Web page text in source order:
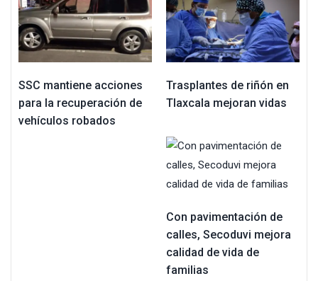
SSC mantiene acciones
para la recuperación de
vehículos robados
Trasplantes de riñón en
Tlaxcala mejoran vidas
Con pavimentación de
calles, Secoduvi mejora
calidad de vida de
familias